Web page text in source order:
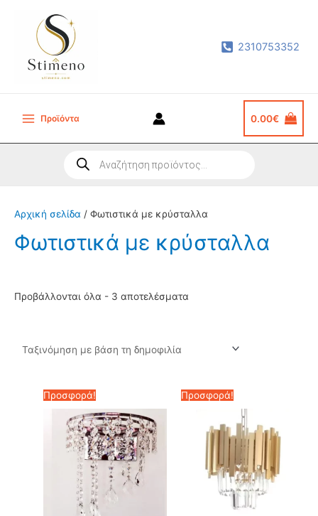
περιεχόμενο
2310753352
Main
Προϊόντα 0.00€
search
Αρχική σελίδα / Φωτιστικά με κρύσταλλα
Φωτιστικά με κρύσταλλα
Προβάλλονται όλα - 3 αποτελέσματα
popularity
Προσφορά! Προσφορά!